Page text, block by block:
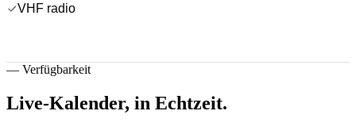
VHF radio
— Verfügbarkeit
Live-Kalender, in Echtzeit.